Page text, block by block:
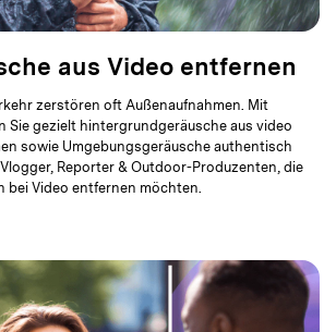
aus Video entfernen
zerstören oft Außenaufnahmen. Mit
Sie gezielt hintergrundgeräusche aus video
sowie Umgebungsgeräusche authentisch
Reporter & Outdoor-Produzenten, die
bei Video entfernen möchten.